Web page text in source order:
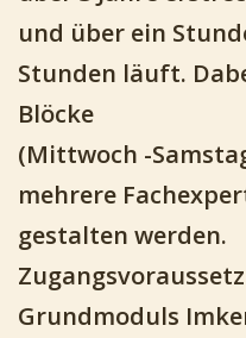
und über ein
Stunden läuft.
Blöcke
(Mittwoch -
mehrere
gestalten werden.
Grundmoduls